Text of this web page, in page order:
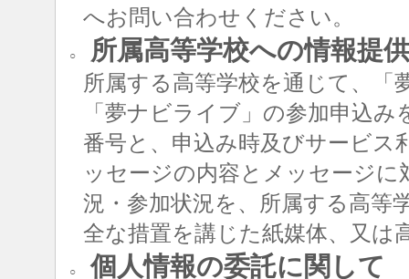
へお問い合わせください。
○ 所属高等学校への情報提
所属する高等学校を通じて、「
「夢ナビライブ」の参加申込
番号と、申込み時及びサービス
ッセージの内容とメッセージ
況・参加状況を、所属する高等
全な措置を講じた紙媒体、又は
○ 個人情報の委託に関して